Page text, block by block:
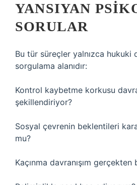
YANSIYAN
SORULAR
Bu tür süreçler yalnızca hukuki
sorgulama alanıdır:
Kontrol kaybetme korkusu
şekillendiriyor?
Sosyal çevrenin beklentileri
mu?
Kaçınma davranışım